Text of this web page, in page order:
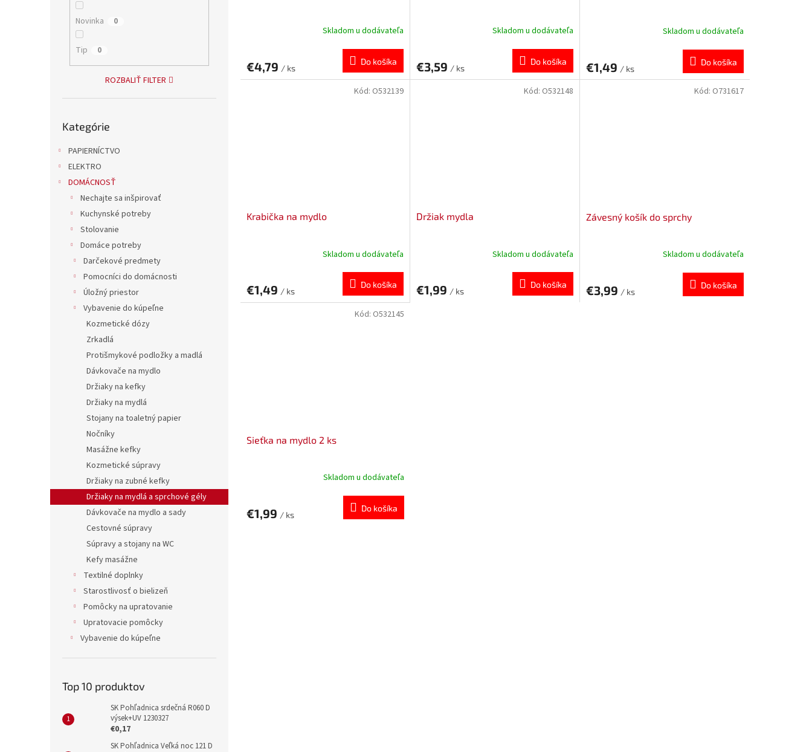
Novinka 0
Tip 0
ROZBALIŤ FILTER
kategórie
Kategórie
PAPIERNÍCTVO
ELEKTRO
DOMÁCNOSŤ
Nechajte sa inšpirovať
Kuchynské potreby
Stolovanie
Domáce potreby
Darčekové predmety
Pomocníci do domácnosti
Úložný priestor
Vybavenie do kúpeľne
Kozmetické dózy
Zrkadlá
Protišmykové podložky a madlá
Dávkovače na mydlo
Držiaky na kefky
Držiaky na mydlá
Stojany na toaletný papier
Nočníky
Masážne kefky
Kozmetické súpravy
Držiaky na zubné kefky
Držiaky na mydlá a sprchové gély
Dávkovače na mydlo a sady
Cestovné súpravy
Súpravy a stojany na WC
Kefy masážne
Textilné doplnky
Starostlivosť o bielizeň
Pomôcky na upratovanie
Upratovacie pomôcky
Vybavenie do kúpeľne
Top 10 produktov
SK Pohľadnica srdečná R060 D
výsek+UV 1230327
€0,17
SK Pohľadnica Veľká noc 121 D
Skladom u dodávateľa
€4,79 / ks
Do košíka
Skladom u dodávateľa
€3,59 / ks
Do košíka
Skladom u dodávateľa
€1,49 / ks
Do košíka
Krabička na mydlo
Skladom u dodávateľa
€1,49 / ks
Do košíka
Kód: O532139
Držiak mydla
Skladom u dodávateľa
€1,99 / ks
Do košíka
Kód: O532148
Závesný košík do sprchy
Skladom u dodávateľa
€3,99 / ks
Do košíka
Kód: O731617
Sieťka na mydlo 2 ks
Skladom u dodávateľa
€1,99 / ks
Do košíka
Kód: O532145